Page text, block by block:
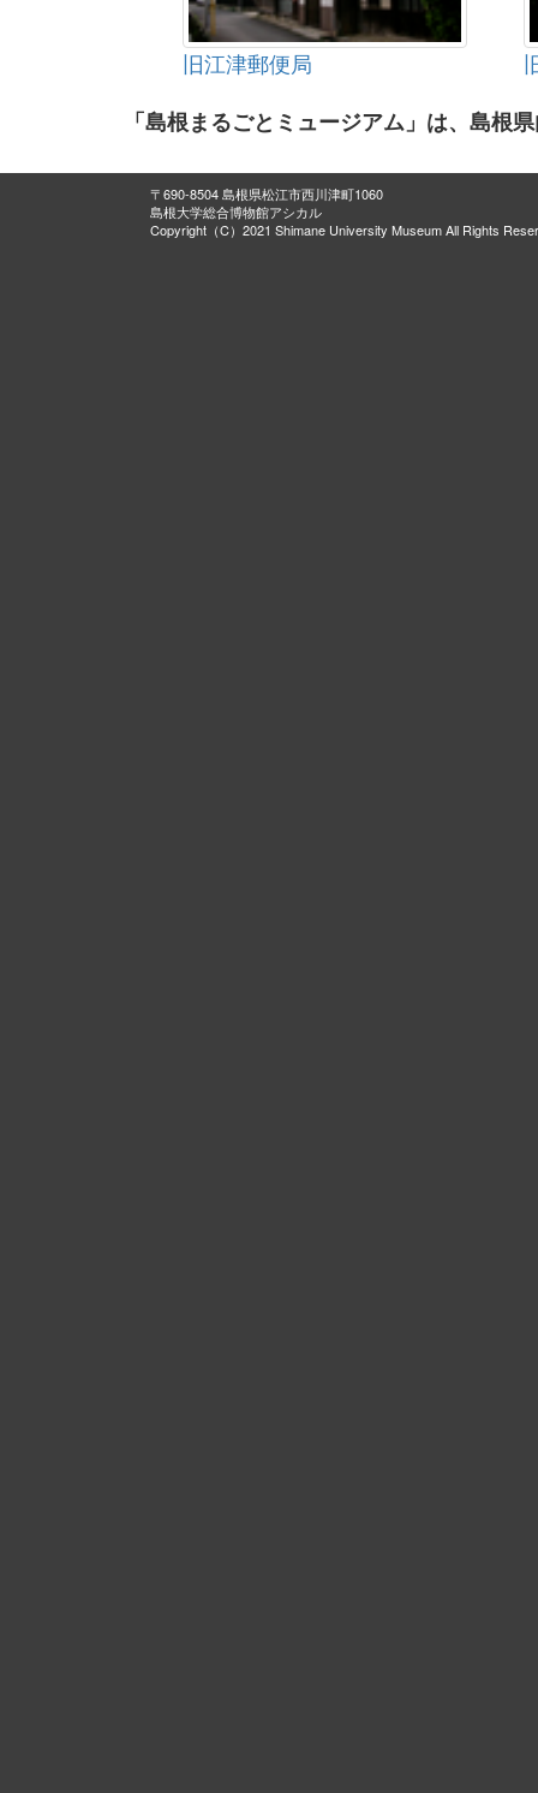
旧江津郵便局
「島根まるごとミュージアム」は、島根
〒690-8504 島根県松江市西川津町1060
島根大学総合博物館アシカル
Copyright（C）2021 Shimane University Museum All Rights